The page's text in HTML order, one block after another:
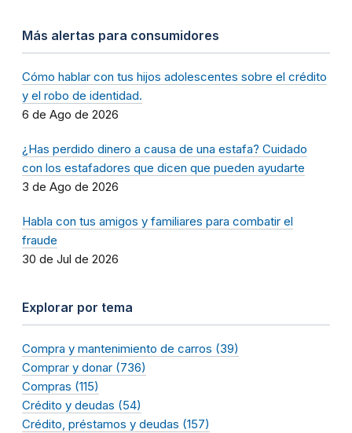
Más alertas para consumidores
Cómo hablar con tus hijos adolescentes sobre el crédito
y el robo de identidad.
6 de Ago de 2026
¿Has perdido dinero a causa de una estafa? Cuidado
con los estafadores que dicen que pueden ayudarte
3 de Ago de 2026
Habla con tus amigos y familiares para combatir el
fraude
30 de Jul de 2026
Explorar por tema
Compra y mantenimiento de carros (39)
Comprar y donar (736)
Compras (115)
Crédito y deudas (54)
Crédito, préstamos y deudas (157)